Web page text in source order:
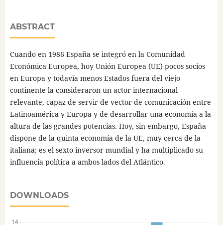
ABSTRACT
Cuando en 1986 España se integró en la Comunidad
Económica Europea, hoy Unión Europea (UE) pocos socios
en Europa y todavía menos Estados fuera del viejo
continente la consideraron un actor internacional
relevante, capaz de servir de vector de comunicación entre
Latinoamérica y Europa y de desarrollar una economía a la
altura de las grandes potencias. Hoy, sin embargo, España
dispone de la quinta economía de la UE, muy cerca de la
italiana; es el sexto inversor mundial y ha multiplicado su
influencia política a ambos lados del Atlántico.
DOWNLOADS